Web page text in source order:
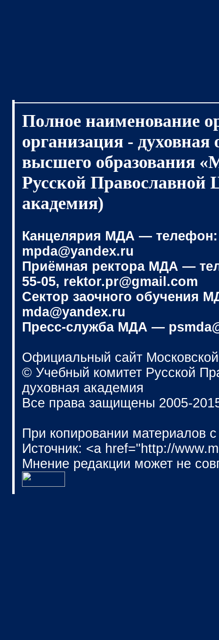
Полное наименование
организация - духовная
высшего образования
Русской Православной
академия)
Канцелярия МДА — телефон:
mpda@yandex.ru
Приёмная ректора МДА —
55-05, rektor.pr@gmail.com
Сектор заочного обучения
mda@yandex.ru
Пресс-служба МДА —
Официальный сайт
© Учебный комитет Русской
духовная академия
Все права защищены 2005-
При копировании материалов
Источник: <a href="http://
Мнение редакции может не